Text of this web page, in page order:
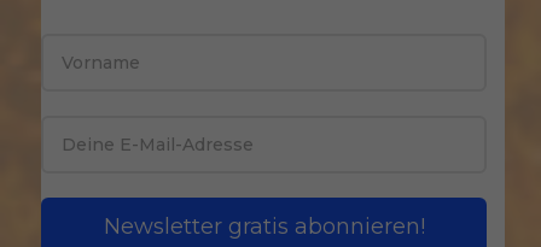
Newsletter gratis abonnieren!